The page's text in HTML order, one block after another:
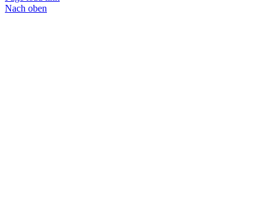
Nach oben